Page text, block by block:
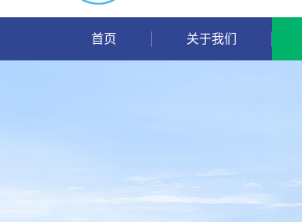
首页 关于我们